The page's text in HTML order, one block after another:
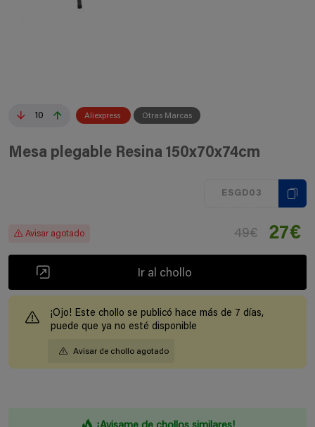
10 Aliexpress Otras Marcas
Mesa plegable Resina 150x70x74cm
ESGD03
Avisar agotado 49€ 27€
Ir al chollo
¡Ojo! Este chollo se publicó hace más de 7 días,
puede que ya no esté disponible
Avisar de chollo agotado